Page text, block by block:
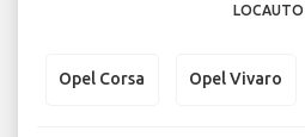
LOCAUTO
Opel Corsa Opel Vivaro